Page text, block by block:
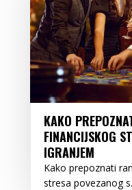
KAKO
FINANCIJSKOG
IGRANJEM
Kako prepoznati
stresa povezanog